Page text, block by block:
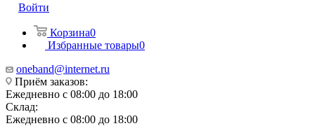
Войти
Корзина0
Избранные товары0
oneband@internet.ru
Приём заказов:
Ежедневно с 08:00 до 18:00
Склад:
Ежедневно с 08:00 до 18:00